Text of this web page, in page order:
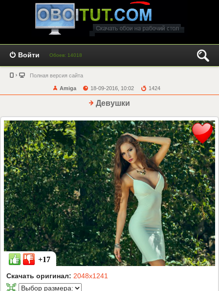
Войти Обоев: 14018
Полная версия сайта
Amiga 18-09-2016, 10:02 1424
Девушки
+17
Скачать оригинал: 2048x1241